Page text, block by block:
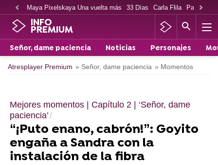
Maya Pixelskaya Una vuelta más 33 Días Carla Flila Paco
INFO
PREMIUM
Señor, dame paciencia Noticias Personajes
Atresplayer Premium » Señor, dame paciencia » Momentos
Mejores momentos | Capítulo 2 | ‘Señor, dame
paciencia’
“¡Puto enano, cabrón!”: Goyito
engaña a Sandra con la
instalación de la fibra